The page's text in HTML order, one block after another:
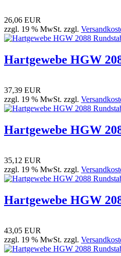
26,06 EUR
zzgl. 19 % MwSt. zzgl.
Hartgewebe HGW
37,39 EUR
zzgl. 19 % MwSt. zzgl.
Hartgewebe HGW
35,12 EUR
zzgl. 19 % MwSt. zzgl.
Hartgewebe HGW
43,05 EUR
zzgl. 19 % MwSt. zzgl.